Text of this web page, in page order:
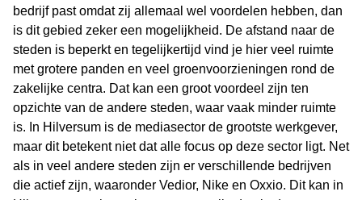
bedrijf past omdat zij allemaal wel voordelen hebben, dan
is dit gebied zeker een mogelijkheid. De afstand naar de
steden is beperkt en tegelijkertijd vind je hier veel ruimte
met grotere panden en veel groenvoorzieningen rond de
zakelijke centra. Dat kan een groot voordeel zijn ten
opzichte van de andere steden, waar vaak minder ruimte
is. In Hilversum is de mediasector de grootste werkgever,
maar dit betekent niet dat alle focus op deze sector ligt. Net
als in veel andere steden zijn er verschillende bedrijven
die actief zijn, waaronder Vedior, Nike en Oxxio. Dit kan in